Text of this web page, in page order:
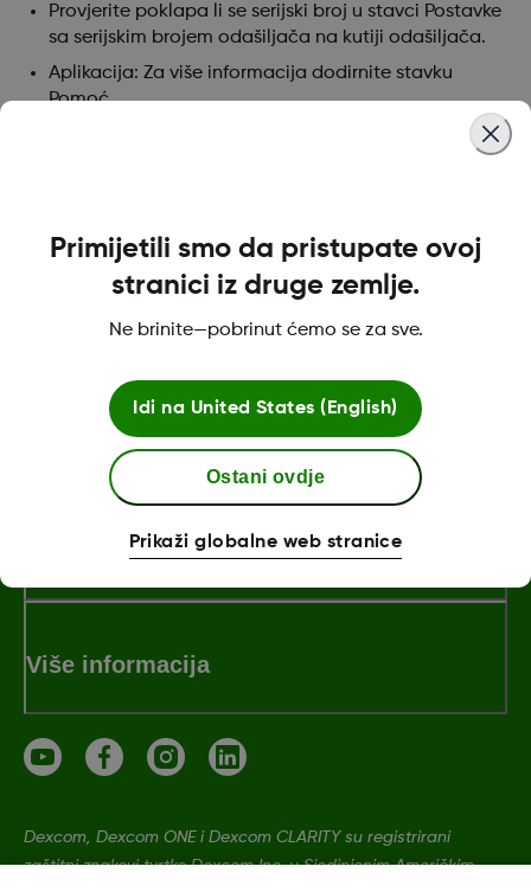
Provjerite poklapa li se serijski broj u stavci Postavke
sa serijskim brojem odašiljača na kutiji odašiljača.
Aplikacija: Za više informacija dodirnite stavku
Pomoć.
LBL021329 Rev001
O tvrtki Dexcom
Dexcom ONE+ trgovina
Više informacija
Dexcom, Dexcom ONE i Dexcom CLARITY su registrirani
zaštitni znakovi tvrtke Dexcom Inc. u Sjedinjenim Američkim
Primijetili smo da pristupate ovoj
stranici iz druge zemlje.
Ne brinite—pobrinut ćemo se za sve.
Idi na United States (English)
Ostani ovdje
Prikaži globalne web stranice